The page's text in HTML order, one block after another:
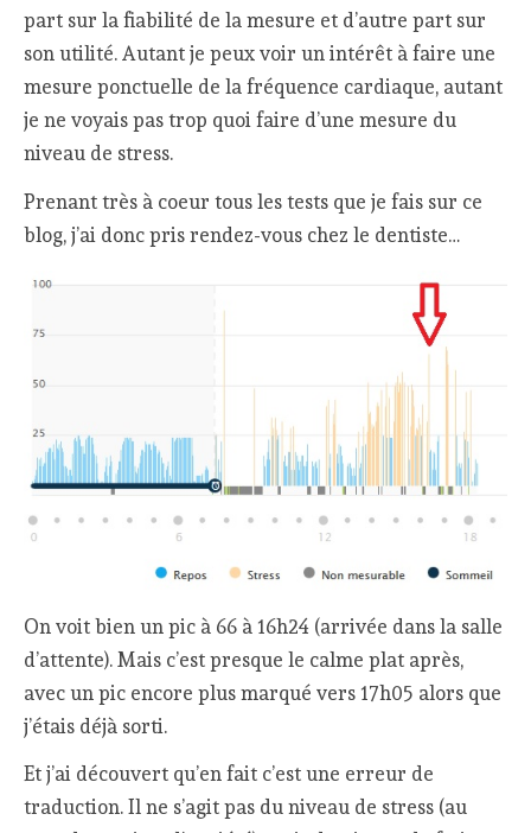
part sur la fiabilité de la mesure et d’autre part sur
son utilité. Autant je peux voir un intérêt à faire une
mesure ponctuelle de la fréquence cardiaque, autant
je ne voyais pas trop quoi faire d’une mesure du
niveau de stress.
Prenant très à coeur tous les tests que je fais sur ce
blog, j’ai donc pris rendez-vous chez le dentiste…
On voit bien un pic à 66 à 16h24 (arrivée dans la salle
d’attente). Mais c’est presque le calme plat après,
avec un pic encore plus marqué vers 17h05 alors que
j’étais déjà sorti.
Et j’ai découvert qu’en fait c’est une erreur de
traduction. Il ne s’agit pas du niveau de stress (au